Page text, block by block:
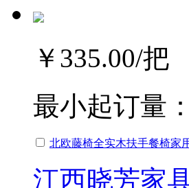
￥335.00/把
最小起订量：
北欧藤椅全实木扶手餐椅家
江西晓芳家